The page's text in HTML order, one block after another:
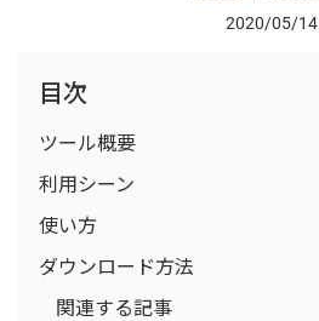
2020/05/14
目次
ツール概要
利用シーン
使い方
ダウンロード方法
関連する記事